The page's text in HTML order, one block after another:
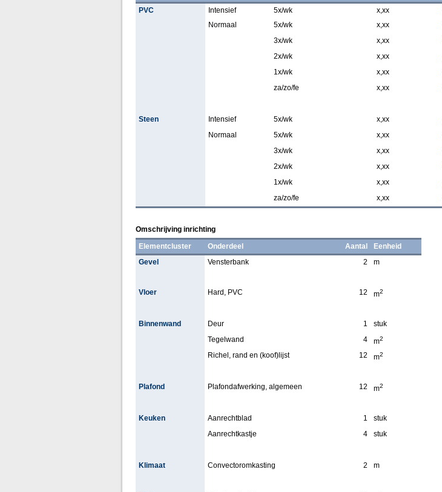
PVC
Intensief 5x/wk x,xx
Normaal
5x/wk x,xx
3x/wk
x,xx
2x/wk
x,xx
1x/wk
x,xx
za/zo/fe
x,xx
Steen Intensief 5x/wk x,xx
Normaal
5x/wk x,xx
3x/wk
x,xx
2x/wk
x,xx
1x/wk
x,xx
za/zo/fe
x,xx
Omschrijving inrichting
Elementcluster
Onderdeel Aantal
Eenheid
Gevel
Vensterbank 2 m
Vloer Hard, PVC 12 m2
Binnenwand Deur 1
stuk
Tegelwand
4 m2
Richel, rand en (koof)lijst 12 m2
Plafond Plafondafwerking, algemeen 12 m2
Keuken Aanrechtblad 1
stuk
Aanrechtkastje
4 stuk
Klimaat Convectoromkasting 2 m